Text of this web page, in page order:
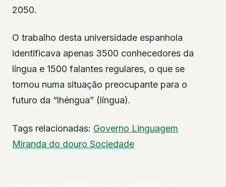
2050.
O trabalho desta universidade espanhola
identificava apenas 3500 conhecedores da
língua e 1500 falantes regulares, o que se
tornou numa situação preocupante para o
futuro da “lhéngua” (língua).
Tags relacionadas: Governo Linguagem
Miranda do douro Sociedade